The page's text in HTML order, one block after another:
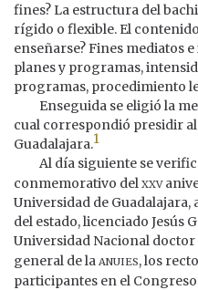
fines? La estructura del
rígido o flexible. El
enseñarse? Fines mediatos
planes y programas,
programas, procedimiento
Enseguida se eligió la
cual correspondió presidir
Guadalajara.1
Al día siguiente se
conmemorativo delxxv
Universidad de
del estado, licenciado Jesús
Universidad Nacional
general de laanuies, los
participantes en el Congreso